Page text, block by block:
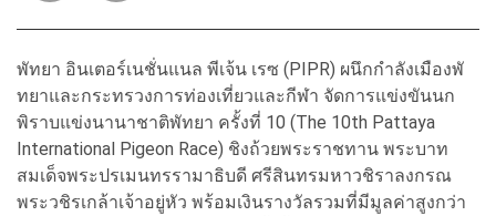
พัทยา อินเตอร์เนชั่นแนล พีเจ้น เรซ (PIPR) ผนึกกำลังเมืองพั
ทยาและกระทรวงการท่องเที่ยวและกีฬา จัดการแข่งขันนก
พิราบแข่งนานาชาติพัทยา ครั้งที่ 10 (The 10th Pattaya
International Pigeon Race) ชิงถ้วยพระราชทาน พระบาท
สมเด็จพระปรเมนทรรามาธิบดี ศรีสินทรมหาวชิราลงกรณ
พระวชิรเกล้าเจ้าอยู่หัว พร้อมเงินรางวัลรวมที่มีมูลค่าสูงกว่า